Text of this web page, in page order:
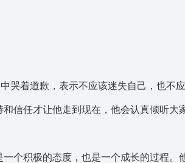
哭着道歉，表示不应该迷失自己，也不
信任才让他走到现在，他会认真倾听大
个积极的态度，也是一个成长的过程。